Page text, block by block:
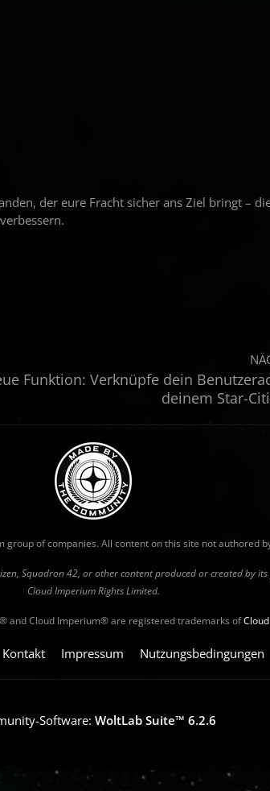
der eure Fracht sicher ans Ziel bringt –
Funktion: Verknüpfe dein
deinem Star-
of companies. All content on this site not authored
Squadron 42, or other content produced or created by
Cloud Imperium Rights Limited.
® and Cloud Imperium® are registered trademarks of
Kontakt Impressum Nutzungsbedingungen
Software: WoltLab Suite™ 6.2.6